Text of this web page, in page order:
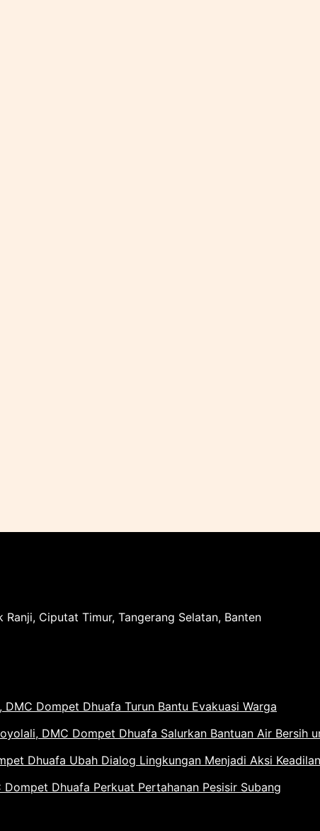
Ranji, Ciputat Timur, Tangerang Selatan, Banten
Dompet Dhuafa Turun Bantu Evakuasi Warga
DMC Dompet Dhuafa Salurkan Bantuan Air Bersih
Dhuafa Ubah Dialog Lingkungan Menjadi Aksi
Dhuafa Perkuat Pertahanan Pesisir Subang